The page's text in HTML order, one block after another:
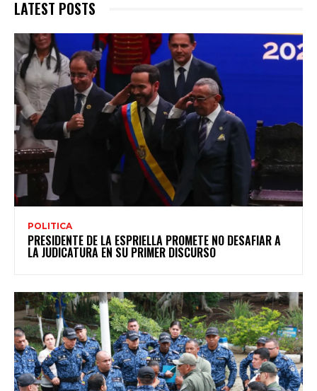
LATEST POSTS
POLITICA
PRESIDENTE DE LA ESPRIELLA PROMETE NO DESAFIAR A
LA JUDICATURA EN SU PRIMER DISCURSO